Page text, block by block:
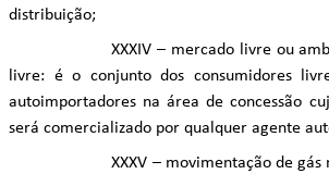
distribuição;
XXXIV – mercado livre ou
livre: é o conjunto dos consumidores
autoimportadores na área de concessão
será comercializado por qualquer agente
XXXV – movimentação de gás